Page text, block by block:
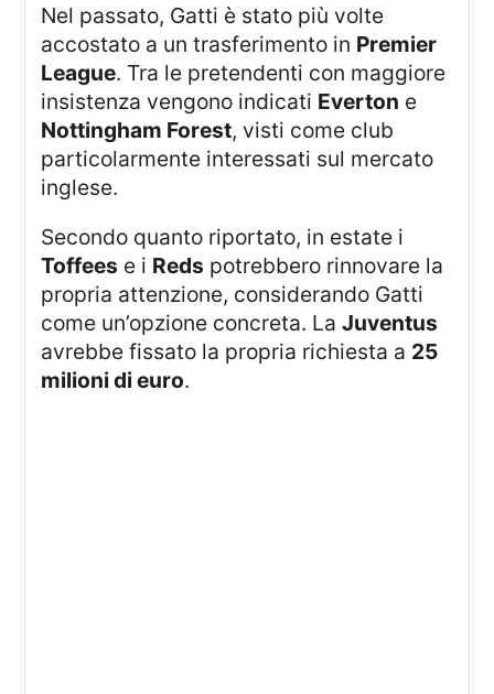
Nel passato, Gatti è stato più volte
accostato a un trasferimento in Premier
League. Tra le pretendenti con maggiore
insistenza vengono indicati Everton e
Nottingham Forest, visti come club
particolarmente interessati sul mercato
inglese.
Secondo quanto riportato, in estate i
Toffees e i Reds potrebbero rinnovare la
propria attenzione, considerando Gatti
come un’opzione concreta. LaJuventus
avrebbe fissato la propria richiesta a 25
milioni di euro.